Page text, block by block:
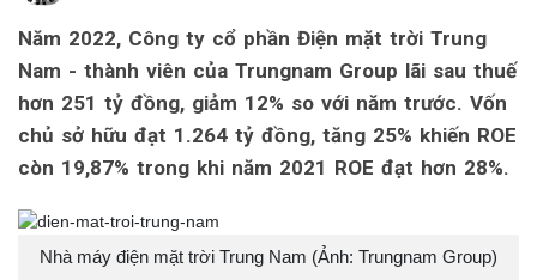
Năm 2022, Công ty cổ phần Điện mặt trời Trung
Nam - thành viên của Trungnam Group lãi sau thuế
hơn 251 tỷ đồng, giảm 12% so với năm trước. Vốn
chủ sở hữu đạt 1.264 tỷ đồng, tăng 25% khiến ROE
còn 19,87% trong khi năm 2021 ROE đạt hơn 28%.
Nhà máy điện mặt trời Trung Nam (Ảnh: Trungnam Group)